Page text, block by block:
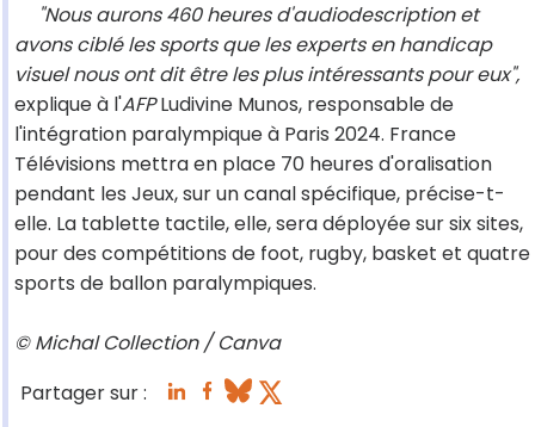
"Nous aurons 460 heures d'audiodescription et
avons ciblé les sports que les experts en handicap
visuel nous ont dit être les plus intéressants pour eux",
explique à l'AFPLudivine Munos, responsable de
l'intégration paralympique à Paris 2024. France
Télévisions mettra en place 70 heures d'oralisation
pendant les Jeux, sur un canal spécifique, précise-t-
elle. La tablette tactile, elle, sera déployée sur six sites,
pour des compétitions de foot, rugby, basket et quatre
sports de ballon paralympiques.
© Michal Collection / Canva
Partager sur :